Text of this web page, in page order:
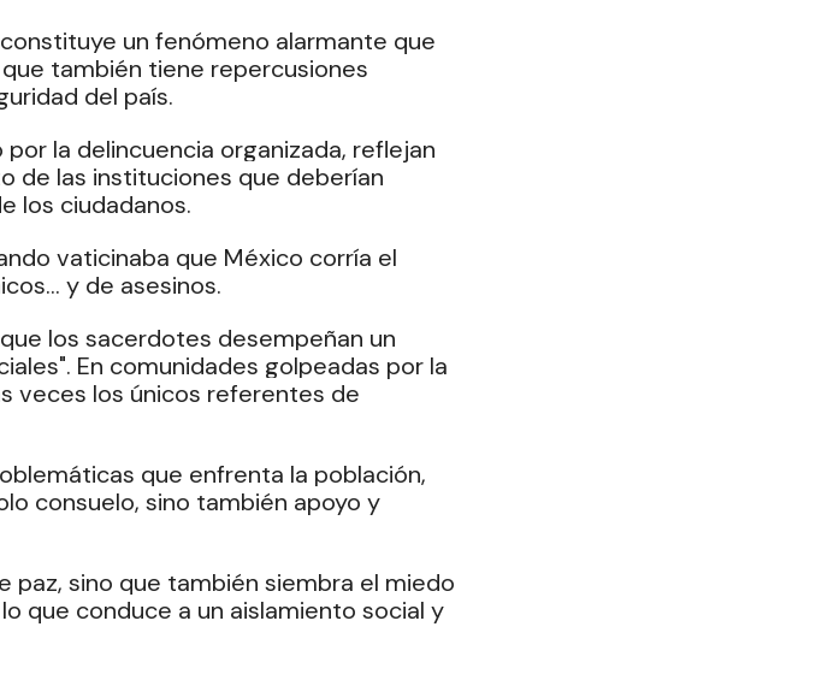
un fenómeno alarmante que
también tiene repercusiones
del país.
la delincuencia organizada, reflejan
de las instituciones que deberían
los ciudadanos.
vaticinaba que México corría el
y de asesinos.
los sacerdotes desempeñan un
En comunidades golpeadas por la
veces los únicos referentes de
que enfrenta la población,
consuelo, sino también apoyo y
paz, sino que también siembra el miedo
que conduce a un aislamiento social y